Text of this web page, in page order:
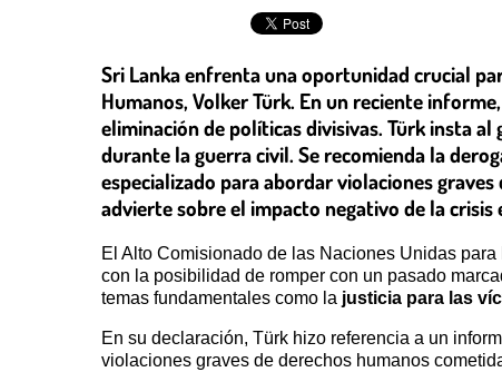
Sri Lanka enfrenta una oportunidad crucial
Humanos, Volker Türk. En un reciente
eliminación de políticas divisivas. Türk insta
durante la guerra civil. Se recomienda la
especializado para abordar violaciones
advierte sobre el impacto negativo de la crisis
El Alto Comisionado de las Naciones Unidas
con la posibilidad de romper con un pasado
temas fundamentales como la justicia para las
En su declaración, Türk hizo referencia a un
violaciones graves de derechos humanos